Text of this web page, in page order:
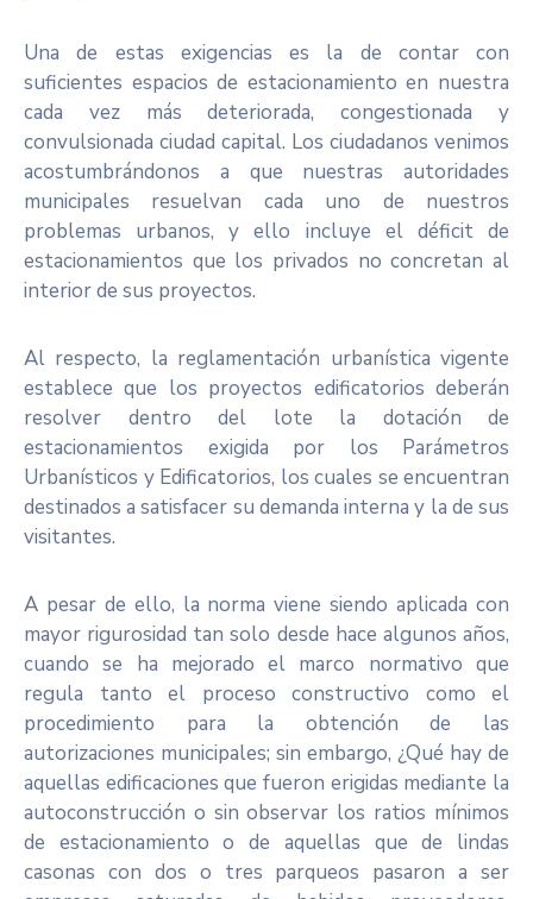
Una de estas exigencias es la de contar con
suficientes espacios de estacionamiento en nuestra
cada vez más deteriorada, congestionada y
convulsionada ciudad capital. Los ciudadanos venimos
acostumbrándonos a que nuestras autoridades
municipales resuelvan cada uno de nuestros
problemas urbanos, y ello incluye el déficit de
estacionamientos que los privados no concretan al
interior de sus proyectos.
Al respecto, la reglamentación urbanística vigente
establece que los proyectos edificatorios deberán
resolver dentro del lote la dotación de
estacionamientos exigida por los Parámetros
Urbanísticos y Edificatorios, los cuales se encuentran
destinados a satisfacer su demanda interna y la de sus
visitantes.
A pesar de ello, la norma viene siendo aplicada con
mayor rigurosidad tan solo desde hace algunos años,
cuando se ha mejorado el marco normativo que
regula tanto el proceso constructivo como el
procedimiento para la obtención de las
autorizaciones municipales; sin embargo, ¿Qué hay de
aquellas edificaciones que fueron erigidas mediante la
autoconstrucción o sin observar los ratios mínimos
de estacionamiento o de aquellas que de lindas
casonas con dos o tres parqueos pasaron a ser